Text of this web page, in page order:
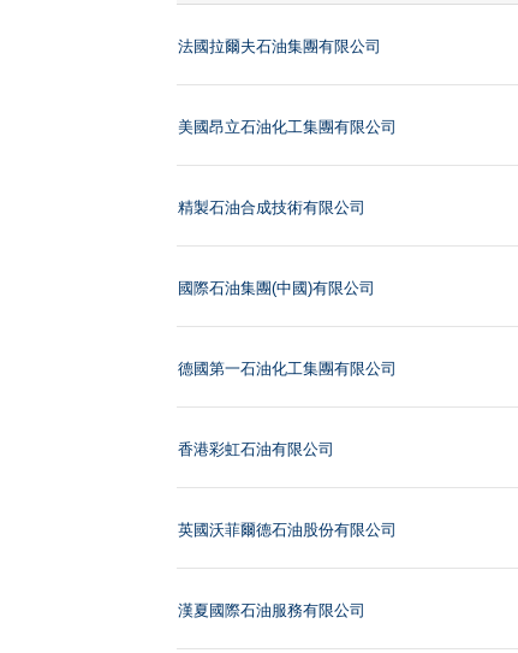
法國拉爾夫石油集團有限公司
美國昂立石油化工集團有限公司
精製石油合成技術有限公司
國際石油集團(中國)有限公司
德國第一石油化工集團有限公司
香港彩虹石油有限公司
英國沃菲爾德石油股份有限公司
漢夏國際石油服務有限公司